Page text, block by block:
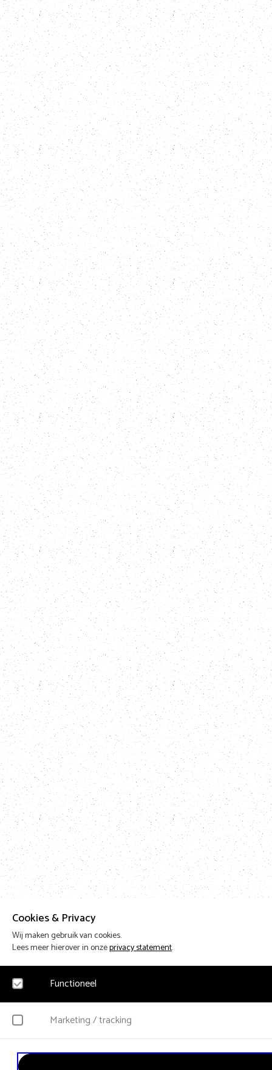
Cookies & Privacy
Wij maken gebruik van cookies.
Lees meer hierover in onzeprivacy statement.
Functioneel
NoodzakelijkMarketing / tracking
YouTube